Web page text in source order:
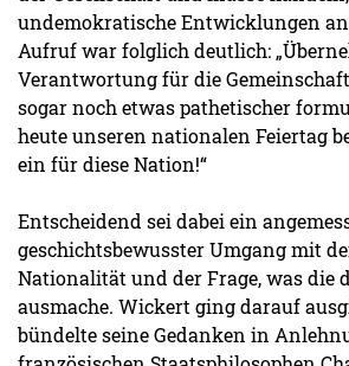
undemokratische Entwicklungen
Aufruf war folglich deutlich:
Verantwortung für die
sogar noch etwas pathetischer
heute unseren nationalen Feiertag
ein für diese Nation!“
Entscheidend sei dabei ein
geschichtsbewusster Umgang mit
Nationalität und der Frage, was die
ausmache. Wickert ging darauf
bündelte seine Gedanken in